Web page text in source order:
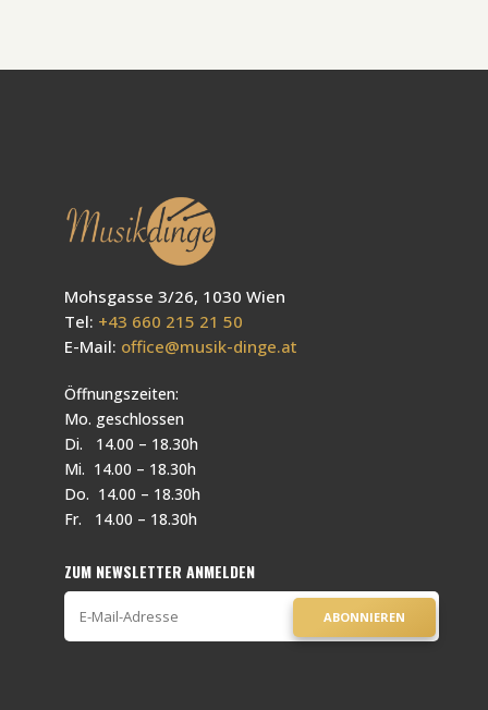
Mohsgasse 3/26, 1030 Wien
Tel: +43 660 215 21 50
E-Mail: office@musik-dinge.at
Öffnungszeiten:
Mo. geschlossen
Di. 14.00 – 18.30h
Mi. 14.00 – 18.30h
Do. 14.00 – 18.30h
Fr. 14.00 – 18.30h
ZUM NEWSLETTER ANMELDEN
ABONNIEREN